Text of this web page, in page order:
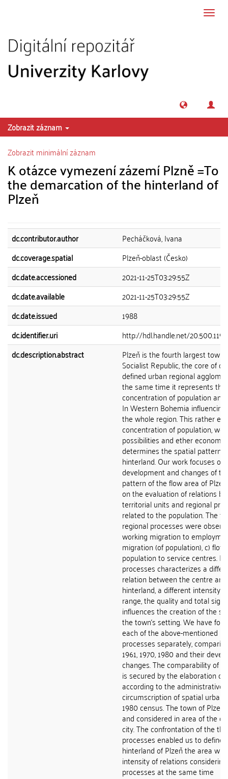
Zobrazit záznam
Zobrazit minimální záznam
K otázce vymezení zázemí Plzně =To
the demarcation of the hinterland of
Plzeň
dc.contributor.author
Pecháčková, Ivana
dc.coverage.spatial
Plzeň-oblast (Česko)
dc.date.accessioned
2021-11-25T03:29:55Z
dc.date.available
2021-11-25T03:29:55Z
dc.date.issued
1988
dc.identifier.uri
http://hdl.handle.net/
dc.description.abstract
Plzeň is the fourth largest town
Socialist Republic, the core of
defined urban regional
the same time it represents
concentration of population
In Western Bohemia
the whole region. This rather
concentration of population,
possibilities and ether
determines the spatial pattern
hinterland. Our work focuses
development and changes of
pattern of the flow area of
on the evaluation of relations
territorial units and regional
related to the population. The
regional processes were
working migration to
migration (of population), c)
population to service centres.
processes characterizes a
relation between the centre
hinterland, a different intensity
range, the quality and total
influences the creation of the
the town‘s setting. We have
each of the above-mentioned
processes separately,
1961, 1970, 1980 and their
changes. The comparability of
is secured by the elaboration
according to the administrative
circumscription of spatial urban
1980 census. The town of
and considered in area of the
city. The confrontation of the
processes enabled us to define
hinterland of Plzeň the area
intensity of relations
processes at the same time